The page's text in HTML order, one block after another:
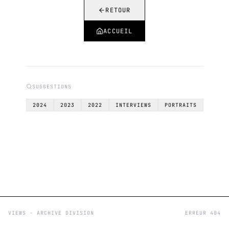
RETOUR
ACCUEIL
SUGGESTIONS
2024 2023 2022 INTERVIEWS PORTRAITS
VIEWS - ARCHIVE DIVISION ERREUR 404